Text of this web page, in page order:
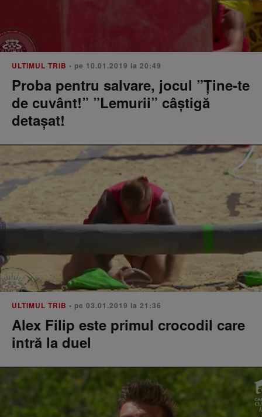
ULTIMUL TRIB • pe 10.01.2019 la 20:49
Proba pentru salvare, jocul ”Ține-te
de cuvânt!” ”Lemurii” câștigă
detașat!
ULTIMUL TRIB • pe 03.01.2019 la 21:36
Alex Filip este primul crocodil care
intră la duel